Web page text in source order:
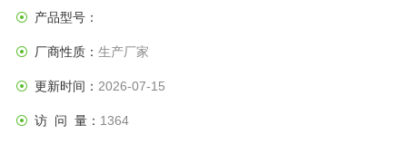
十分简单的，并且我们日常生活中难免会出现停电的情况，当
产品型号：
厂商性质： 生产厂家
更新时间： 2026-07-15
访 问 量： 1364